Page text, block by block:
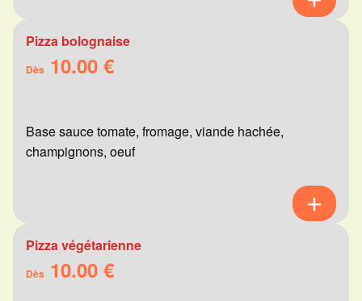
Pizza bolognaise
Dès 10.00 €
Base sauce tomate, fromage, viande hachée,
champignons, oeuf
Pizza végétarienne
Dès 10.00 €